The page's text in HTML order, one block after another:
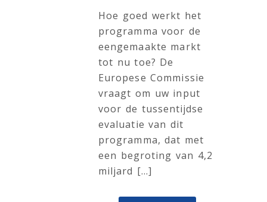
Hoe goed werkt het
programma voor de
eengemaakte markt
tot nu toe? De
Europese Commissie
vraagt om uw input
voor de tussentijdse
evaluatie van dit
programma, dat met
een begroting van 4,2
miljard [...]